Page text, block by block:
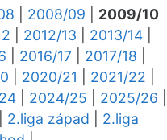
2008/09
2009/10
2012/13 2013/14
2016/17 2017/18
2020/21 2021/22
2024/25 2025/26
2.liga západ
2.liga